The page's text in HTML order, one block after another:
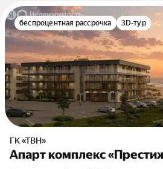
беспроцентная рассрочка 3D-тур
ГК «ТВН»
Апарт комплекс